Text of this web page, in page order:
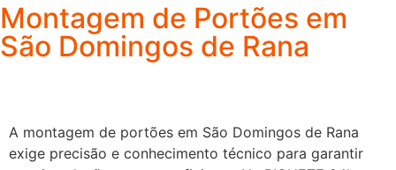
Montagem de Portões em
São Domingos de Rana
A montagem de portões em São Domingos de Rana
exige precisão e conhecimento técnico para garantir